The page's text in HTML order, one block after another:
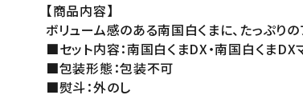
【商品内容】
ボリューム感のある南国白くまに、たっぷり
■セット内容：南国白くまDX・南国白くま
■包装形態：包装不可
■熨斗：外のし